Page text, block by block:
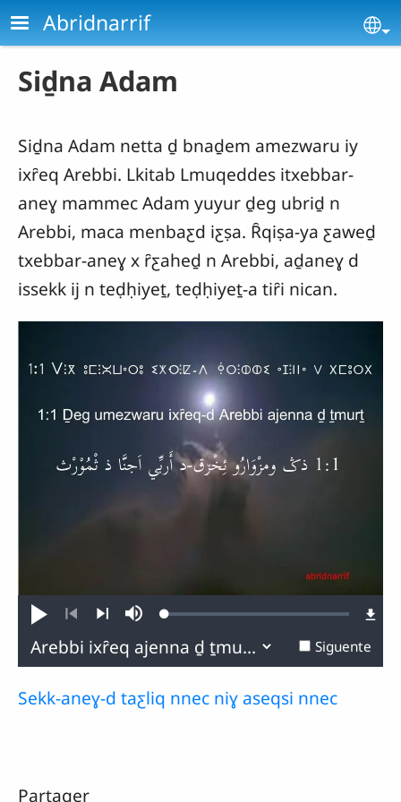
Aller au contenu principal
Abridnarrif
Siḏna Adam
Siḏna Adam netta ḏ bnaḏem amezwaru iy
ixȓeq Arebbi. Lkitab Lmuqeddes itxebbar-
aneɣ mammec Adam yuyur ḏeg ubriḏ n
Arebbi, maca menbaƹd iƹṣa. Ȓqiṣa-ya ƹaweḏ
txebbar-aneɣ x ȓƹaheḏ n Arebbi, aḏaneɣ d
issekk ij n teḍḥiyeṯ, teḍḥiyeṯ-a tiȓi nican.
Ṣenneṯ
Atras Siguente
SourdineLoaded:
Siguente
Sekk-aneɣ-d taƹliq nnec niɣ aseqsi nnec
Partager